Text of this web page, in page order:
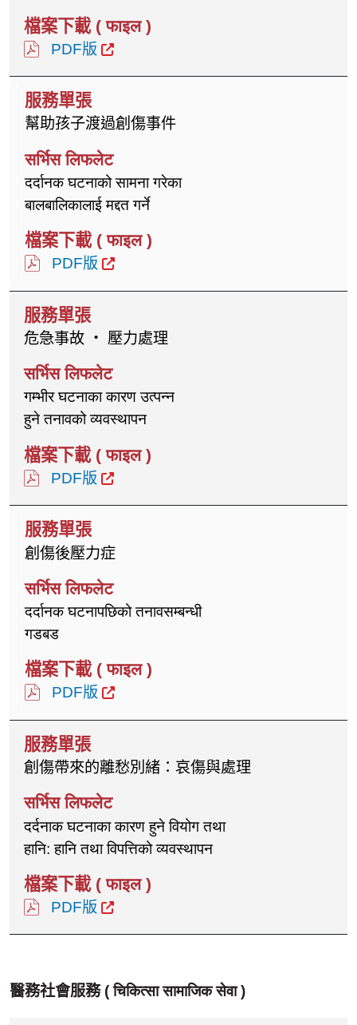
PDF版
幫助孩子渡過創傷事件
दर्दानक घटनाको सामना गरेका
बालबालिकालाई मद्दत गर्ने
PDF版
危急事故 ‧ 壓力處理
गम्भीर घटनाका कारण उत्पन्न
हुने तनावको व्यवस्थापन
PDF版
創傷後壓力症
दर्दानक घटनापछिको तनावसम्बन्धी
गडबड
PDF版
創傷帶來的離愁別緒：哀傷與處理
दर्दनाक घटनाका कारण हुने वियोग तथा
हानि: हानि तथा विपत्तिको व्यवस्थापन
PDF版
醫務社會服務 (चिकित्सा सामाजिक सेवा)